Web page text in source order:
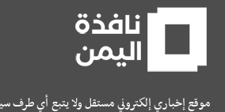
موقع إخباري إلكتروني مستقل ولا يتبع أي